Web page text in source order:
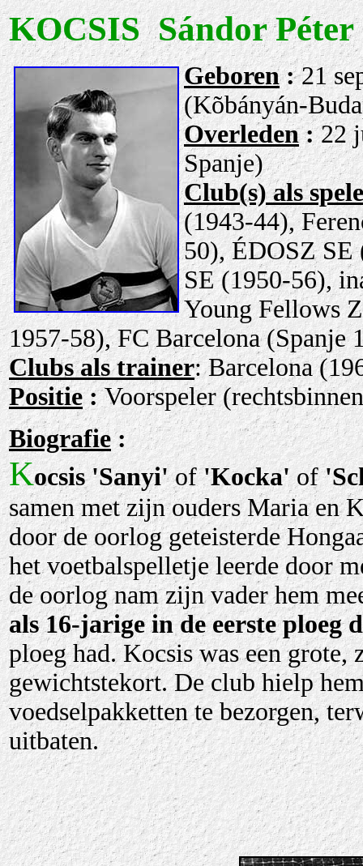
KOCSIS Sándor Péter
Geboren:21
(Kõbányán-
Overleden:22
Spanje)
Club(s) als
(1943-44),
50), ÉDOSZ SE
SE (1950-56),
Young Fellows
1957-58), FC Barcelona (Spanje
Clubs als trainer: Barcelona
Positie:Voorspeler
Biografie:
Kocsis'Sanyi'of'Kocka'of
samen met zijn oudersMaria en
door de oorlog geteisterde
het voetbalspelletje leerde door
de oorlog nam zijn vader hem
als 16-jarige in de eerste ploeg
ploeg had. Kocsis was een grote,
gewichtstekort. De club hielp
voedselpakketten te bezorgen,
uitbaten.